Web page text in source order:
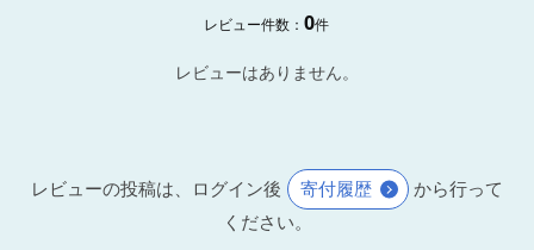
レビュー件数：0件
レビューはありません。
レビューの投稿は、ログイン後 寄付履歴
から行って
ください。